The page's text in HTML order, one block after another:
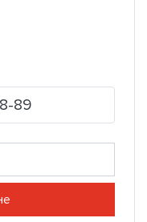
89